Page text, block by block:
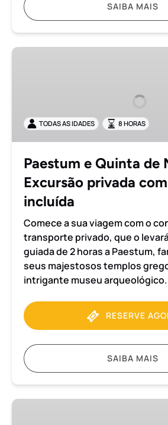
SAIBA MAIS
Paestum
Excursão
privada
entrada
incluída
TODAS AS IDADES 8 HORAS
Paestum e Quinta de
Excursão privada
incluída
Comece a sua viagem com o
transporte privado, que o
guiada de 2 horas a Paestum,
seus majestosos templos
intrigante museu arqueológico.
RESERVE
SAIBA MAIS
Visita